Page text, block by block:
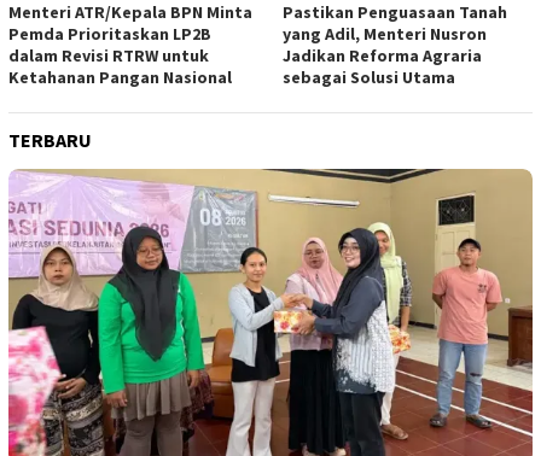
Menteri ATR/Kepala BPN Minta
Pemda Prioritaskan LP2B
dalam Revisi RTRW untuk
Ketahanan Pangan Nasional
Pastikan Penguasaan Tanah
yang Adil, Menteri Nusron
Jadikan Reforma Agraria
sebagai Solusi Utama
TERBARU